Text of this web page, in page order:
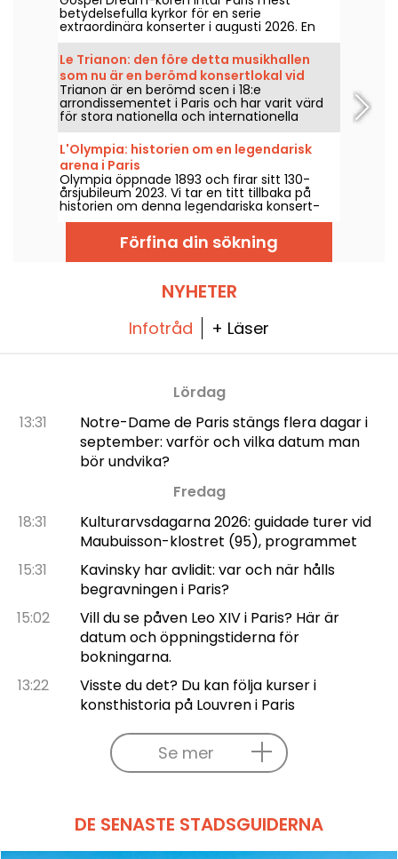
betydelsefulla kyrkor för en serie
extraordinära konserter i augusti 2026. En
unik musikalisk upplevelse som hyllar
hoppet, gemenskapen och
motståndskraften genom de autentiska
sångerna från Afroamerikanska kyrkan.
Le Trianon: den före detta musikhallen
som nu är en berömd konsertlokal vid
foten av Butte Montmartre
Trianon är en berömd scen i 18:e
arrondissementet i Paris och har varit värd
för stora nationella och internationella
artister sedan den öppnade 1894. Här är en
tillbakablick på historien bakom detta
nöjesmecka som ligger vid foten av Butte
Montmartre.
L'Olympia: historien om en legendarisk
arena i Paris
Olympia öppnade 1893 och firar sitt 130-
årsjubileum 2023. Vi tar en titt tillbaka på
historien om denna legendariska konsert-
och nöjeslokal i Paris, där Edith Piaf, Jacques
Brel, Barbara och Johnny Hallyday samt Billie
Holiday, The Beatles och The Rolling Stones
har uppträtt.
Förfina din sökning
NYHETER
Infotråd + Läser
Lördag
13:31
Notre-Dame de Paris stängs flera dagar i
september: varför och vilka datum man
bör undvika?
Fredag
18:31
Kulturarvsdagarna 2026: guidade turer vid
Maubuisson-klostret (95), programmet
15:31
Kavinsky har avlidit: var och när hålls
begravningen i Paris?
15:02
Vill du se påven Leo XIV i Paris? Här är
datum och öppningstiderna för
bokningarna.
13:22
Visste du det? Du kan följa kurser i
konsthistoria på Louvren i Paris
Se mer
DE SENASTE STADSGUIDERNA